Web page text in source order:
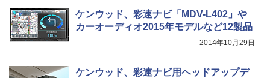
ケンウッド、彩速ナビ「MDV-L402」や
カーオーディオ2015年モデルなど12製品
2014年10月29日
ケンウッド、彩速ナビ用ヘッドアップデ